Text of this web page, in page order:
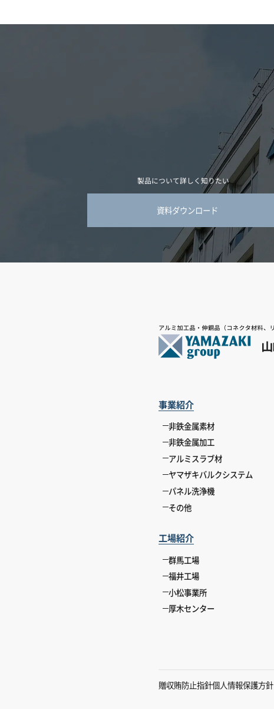
製品について詳しく知りたい
資料ダウンロード
事業紹介
非鉄金属素材
非鉄金属加工
アルミスラブ材
ヤマザキバルクシステム
パネル洗浄機
その他
工場紹介
群馬工場
福井工場
小松事業所
厚木センター
贈収賄防止指針個人情報保護方針